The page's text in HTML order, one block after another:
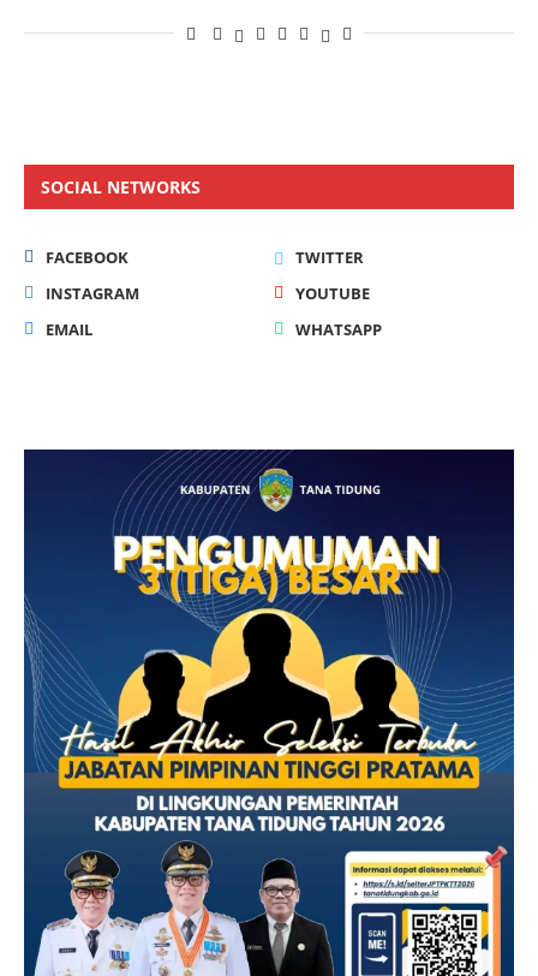
SOCIAL NETWORKS
FACEBOOK
TWITTER
INSTAGRAM
YOUTUBE
EMAIL
WHATSAPP